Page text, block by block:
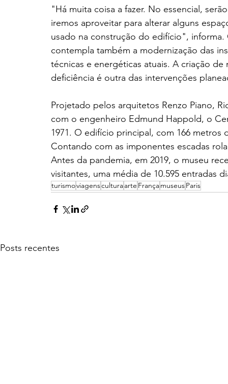
"Há muita coisa a fazer. No essencial,
iremos aproveitar para alterar alguns
usado na construção do edifício",
contempla também a modernização das
técnicas e energéticas atuais. A criação
deficiência é outra das intervenções
Projetado pelos arquitetos Renzo Piano,
com o engenheiro Edmund Happold, o
1971. O edifício principal, com 166
Contando com as imponentes escadas
Antes da pandemia, em 2019, o museu
visitantes, uma média de 10.595 entradas
turismoviagensculturaarte FrançamuseusParis
Posts recentes